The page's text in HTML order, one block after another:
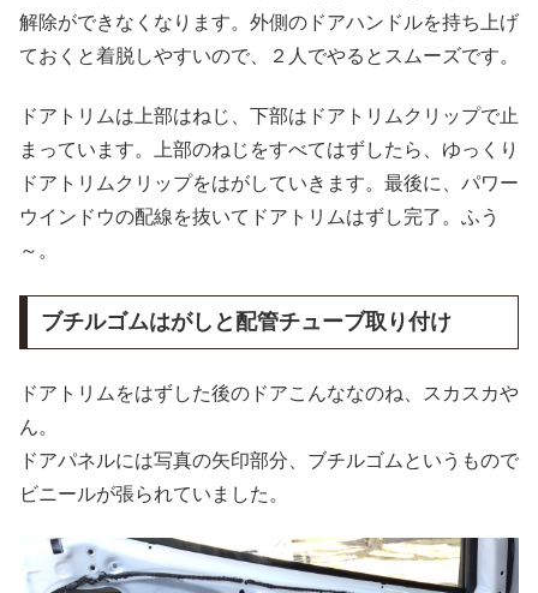
解除ができなくなります。外側のドアハンドルを持ち上げ
ておくと着脱しやすいので、２人でやるとスムーズです。
ドアトリムは上部はねじ、下部はドアトリムクリップで止
まっています。上部のねじをすべてはずしたら、ゆっくり
ドアトリムクリップをはがしていきます。最後に、パワー
ウインドウの配線を抜いてドアトリムはずし完了。ふう
～。
ブチルゴムはがしと配管チューブ取り付け
ドアトリムをはずした後のドアこんななのね、スカスカや
ん。
ドアパネルには写真の矢印部分、ブチルゴムというもので
ビニールが張られていました。